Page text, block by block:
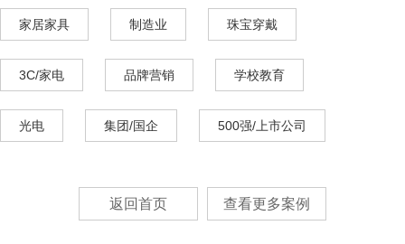
家居家具 制造业 珠宝穿戴
3C/家电 品牌营销 学校教育
光电 集团/国企 500强/上市公司
返回首页 查看更多案例